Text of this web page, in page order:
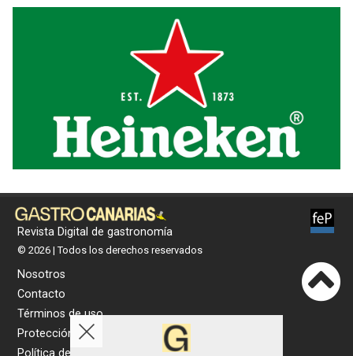
Revista Digital de gastronomía
© 2026 | Todos los derechos reservados
Nosotros
Contacto
Términos de uso
Protección de datos
Política de cookies